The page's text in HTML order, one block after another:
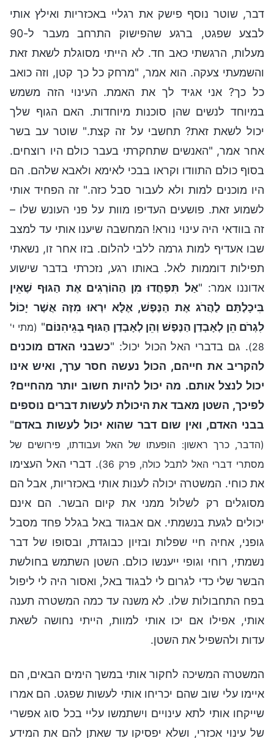
דבר, שוטר נוסף פישק את רגליי באכזריות ואילץ אותי
לבצע שפגט, ברגע שהפישוק התרחב מעבר ל-90
מעלות, הרגשתי כאב חד. לא הייתי מסוגלת לשאת זאת
והשמעתי צעקה. הוא אמר, "מרחק כל כך קטן, וזה כואב
כל כך? אני אגיד לך את האמת. העינוי הזה משמש
במיוחד לנשים שהן סוכנות מיוחדות. האם הגוף שלך
יכול לשאת זאת? תחשבי על זה קצת." שוטר עב בשר
אחר אמר, "האנשים שתחקרתי בעבר כולם היו רוצחים.
בסוף כולם התוודו וקראו בבכי לאימא ולאבא שלהם. הם
היו מוכנים למות ולא לעבור סבל כזה." זה הפחיד אותי
לשמוע זאת. פושעים העדיפו מוות על פני העונש שלו –
זה בוודאי היה עינוי נורא! המחשבה שיענו אותי עד למצב
שבו אעדיף למות גרמה ללבי להלום. בזו אחר זו, נשאתי
תפילות דוממות לאל. באותו רגע, נזכרתי בדבר שישוע
אדוננו אמר: "אַל תִּפְחֲדוּ מִן הַהוֹרְגִים אֶת הַגּוּף שֶׁאֵין
בִּיכָלְתָּם לַהֲרֺג אֶת הַנֶּפֶשׁ, אֶלָּא יִרְאוּ מִזֶּה אֲשֶׁר יָכוֹל
לִגְרֺם הֵן לְאָבְדַן הַנֶּפֶשׁ וְהֵן לְאָבְדַן הַגּוּף בְּגֵיהִנּוֹם" (מתי י'
28) . גם בדברי האל הכול יכול: "כשבני האדם מוכנים
להקריב את חייהם, הכול נעשה חסר ערך, ואיש אינו
יכול לנצל אותם. מה יכול להיות חשוב יותר מהחיים?
לפיכך, השטן מאבד את היכולת לעשות דברים נוספים
בבני האדם, ואין שום דבר שהוא יכול לעשות באדם"
(הדבר, כרך ראשון: הופעתו של האל ועבודתו, פירושים של
מסתרי דברי האל לתבל כולה, פרק 36)
. דברי האל העצימו
את כוחי. המשטרה יכולה לענות אותי באכזריות, אבל הם
מסוגלים רק לשלול ממני את קיום הבשר. הם אינם
יכולים לגעת בנשמתי. אם אבגוד באל בגלל פחד מסבל
גופני, אחיה חיי שפלות ובזיון כבוגדת, ובסופו של דבר
נשמתי, רוחי וגופי ייענשו כולם. השטן השתמש בחולשת
הבשר שלי כדי לגרום לי לבגוד באל, ואסור היה לי ליפול
בפח התחבולות שלו. לא משנה עד כמה המשטרה תענה
אותי, אפילו אם יכו אותי למוות, הייתי נחושה לשאת
עדות ולהשפיל את השטן.
המשטרה המשיכה לחקור אותי במשך הימים הבאים, הם
איימו עלי שוב שהם יכריחו אותי לעשות שפגט. הם אמרו
שייקחו אותי לתא עינויים וישתמשו עליי בכל סוג אפשרי
של עינוי אכזרי, ושלא יפסיקו עד שאתן להם את המידע